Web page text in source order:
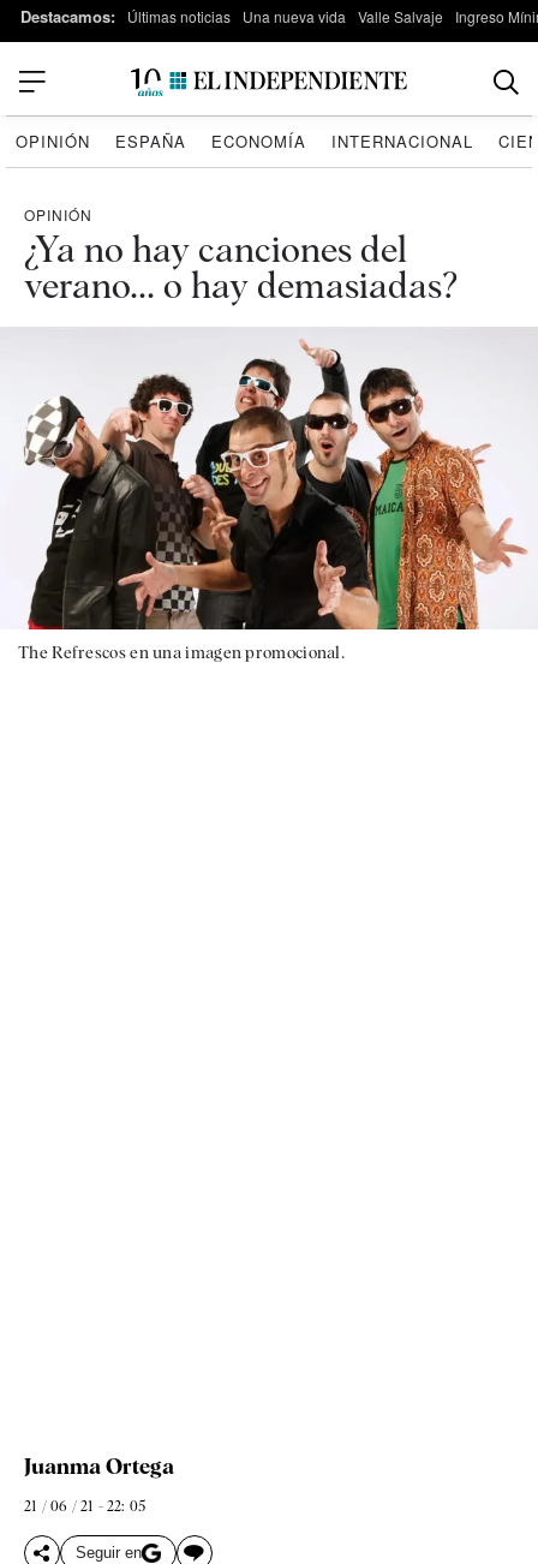
Destacamos: Últimas noticias Una nueva vida Valle Salvaje Ingreso
OPINIÓN ESPAÑA ECONOMÍA INTERNACIONAL
OPINIÓN
¿Ya no hay canciones del
verano... o hay demasiadas?
The Refrescos en una imagen promocional.
Juanma Ortega
21 / 06 / 21 - 22: 05
Seguir en